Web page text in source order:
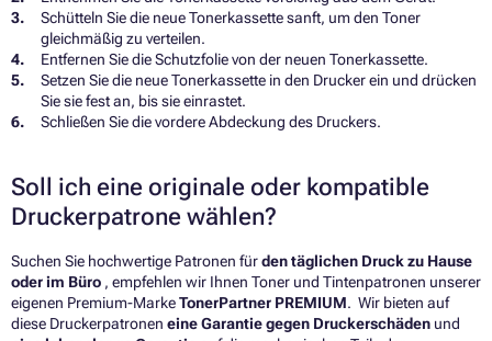
Schütteln Sie die neue Tonerkassette sanft, um den Toner
gleichmäßig zu verteilen.
Entfernen Sie die Schutzfolie von der neuen Tonerkassette.
Setzen Sie die neue Tonerkassette in den Drucker ein und drücken
Sie sie fest an, bis sie einrastet.
Schließen Sie die vordere Abdeckung des Druckers.
Soll ich eine originale oder kompatible
Druckerpatrone wählen?
Suchen Sie hochwertige Patronen fürden täglichen Druck zu Hause
oder im Büro , empfehlen wir Ihnen Toner und Tintenpatronen unserer
eigenen Premium-MarkeTonerPartner PREMIUM. Wir bieten auf
diese Druckerpatronen eine Garantie gegen Druckerschäden und